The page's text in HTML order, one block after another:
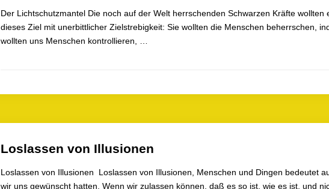
Der Lichtschutzmantel Die noch auf der Welt herrschenden Schwarzen Kräfte
dieses Ziel mit unerbittlicher Zielstrebigkeit: Sie wollten die Menschen beherrschen,
wollten uns Menschen kontrollieren, …
Loslassen von Illusionen
Loslassen von Illusionen Loslassen von Illusionen, Menschen und Dingen bedeutet
wir uns gewünscht hatten. Wenn wir zulassen können, daß es so ist, wie es ist, und